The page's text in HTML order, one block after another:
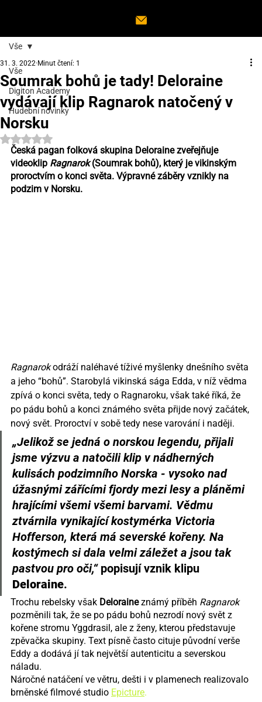
Vše
Digiton Academy
Hudební novinky
Vše
Soumrak bohů je tady! Deloraine
vydávají klip Ragnarok natočený v
Norsku
31. 3. 2022 Minut čtení: 1
Hodnoceno NaN z 5 hvězdiček.
Česká pagan folková skupina Deloraine zveřejňuje
videoklip Ragnarok (Soumrak bohů), který je vikinským
proroctvím o konci světa. Výpravné záběry vznikly na
podzim v Norsku.
Ragnarok odráží naléhavé tíživé myšlenky dnešního světa
a jeho “bohů”. Starobylá vikinská sága Edda, v níž vědma
zpívá o konci světa, tedy o Ragnaroku, však také říká, že
po pádu bohů a konci známého světa přijde nový začátek,
nový svět. Proroctví v sobě tedy nese varování i naději.
„Jelikož se jedná o norskou legendu, přijali
jsme výzvu a natočili klip v nádherných
kulisách podzimního Norska - vysoko nad
úžasnými zářícími fjordy mezi lesy a pláněmi
hrajícími všemi všemi barvami. Vědmu
ztvárnila vynikající kostymérka Victoria
Hofferson, která má severské kořeny. Na
kostýmech si dala velmi záležet a jsou tak
pastvou pro oči,“ popisují vznik klipu
Deloraine.
Trochu rebelsky však Deloraine známý příběh Ragnarok
pozměnili tak, že se po pádu bohů nezrodí nový svět z
kořene stromu Yggdrasil, ale z ženy, kterou představuje
zpěvačka skupiny. Text písně často cituje původní verše
Eddy a dodává jí tak největší autenticitu a severskou
náladu.
Náročné natáčení ve větru, dešti i v plamenech realizovalo
brněnské filmové studio Epicture.